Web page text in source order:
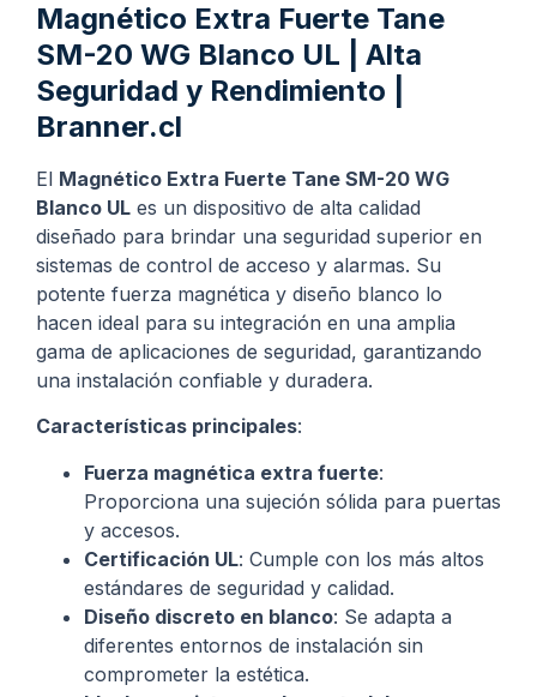
Magnético Extra Fuerte Tane
SM-20 WG Blanco UL | Alta
Seguridad y Rendimiento |
Branner.cl
El Magnético Extra Fuerte Tane SM-20 WG
Blanco UL es un dispositivo de alta calidad
diseñado para brindar una seguridad superior en
sistemas de control de acceso y alarmas. Su
potente fuerza magnética y diseño blanco lo
hacen ideal para su integración en una amplia
gama de aplicaciones de seguridad, garantizando
una instalación confiable y duradera.
Características principales:
Fuerza magnética extra fuerte:
Proporciona una sujeción sólida para puertas
y accesos.
Certificación UL: Cumple con los más altos
estándares de seguridad y calidad.
Diseño discreto en blanco: Se adapta a
diferentes entornos de instalación sin
comprometer la estética.